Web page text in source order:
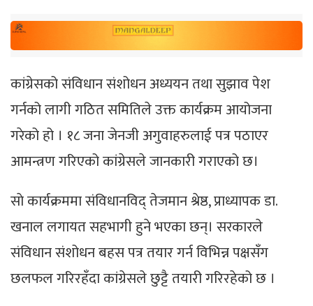
कांग्रेसको संविधान संशोधन अध्ययन तथा सुझाव पेश
गर्नको लागी गठित समितिले उक्त कार्यक्रम आयोजना
गरेको हो । १८ जना जेनजी अगुवाहरुलाई पत्र पठाएर
आमन्त्रण गरिएको कांग्रेसले जानकारी गराएको छ।
साे कार्यक्रममा संविधानविद् तेजमान श्रेष्ठ, प्राध्यापक डा.
खनाल लगायत सहभागी हुने भएका छन्। सरकारले
संविधान संशोधन बहस पत्र तयार गर्न विभिन्न पक्षसँग
छलफल गरिरहँदा कांग्रेसले छुट्टै तयारी गरिरहेको छ ।